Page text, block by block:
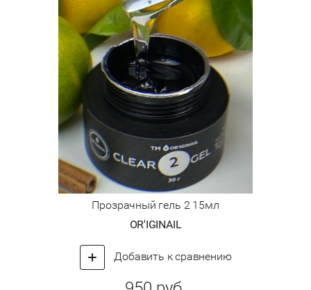
Прозрачный гель 2 15мл
OR'IGINAIL
Добавить к сравнению